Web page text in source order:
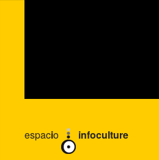
espacio infoculture